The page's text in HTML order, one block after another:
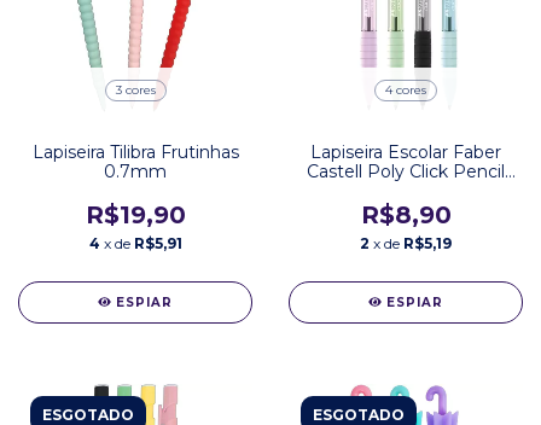
3 cores
Lapiseira Tilibra Frutinhas
0.7mm
R$19,90
4 x de R$5,91
ESPIAR
4 cores
Lapiseira Escolar Faber
Castell Poly Click Pencil
R$8,90
2 x de R$5,19
ESPIAR
ESGOTADO ESGOTADO